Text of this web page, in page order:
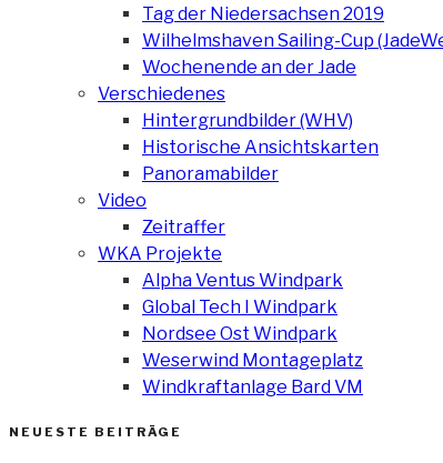
Tag der Niedersachsen 2019
Wilhelmshaven Sailing-Cup
Wochenende an der Jade
Verschiedenes
Hintergrundbilder (WHV)
Historische Ansichtskarten
Panoramabilder
Video
Zeitraffer
WKA Projekte
Alpha Ventus Windpark
Global Tech I Windpark
Nordsee Ost Windpark
Weserwind Montageplatz
Windkraftanlage Bard VM
NEUESTE BEITRÄGE